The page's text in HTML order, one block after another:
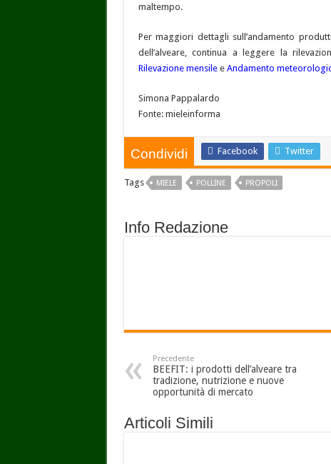
maltempo.
Per maggiori dettagli sull’andamento
dell’alveare, continua a leggere la
Rilevazione mensile e Andamento
Simona Pappalardo
Fonte: mieleinforma
Condividi Facebook Twitter
Tags MIELE POLLINE PROPOLI
Info Redazione
Precedente
BEEFIT: i prodotti dell’alveare tra
tradizione, nutrizione e nuove
opportunità di mercato
Articoli Simili